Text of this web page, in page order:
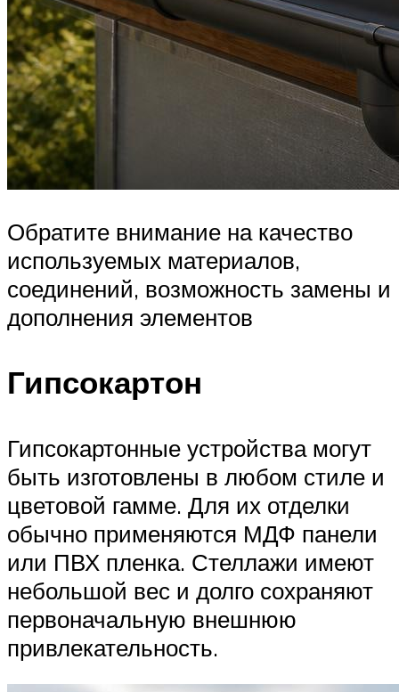
Обратите внимание на качество
используемых материалов,
соединений, возможность замены и
дополнения элементов
Гипсокартон
Гипсокартонные устройства могут
быть изготовлены в любом стиле и
цветовой гамме. Для их отделки
обычно применяются МДФ панели
или ПВХ пленка. Стеллажи имеют
небольшой вес и долго сохраняют
первоначальную внешнюю
привлекательность.